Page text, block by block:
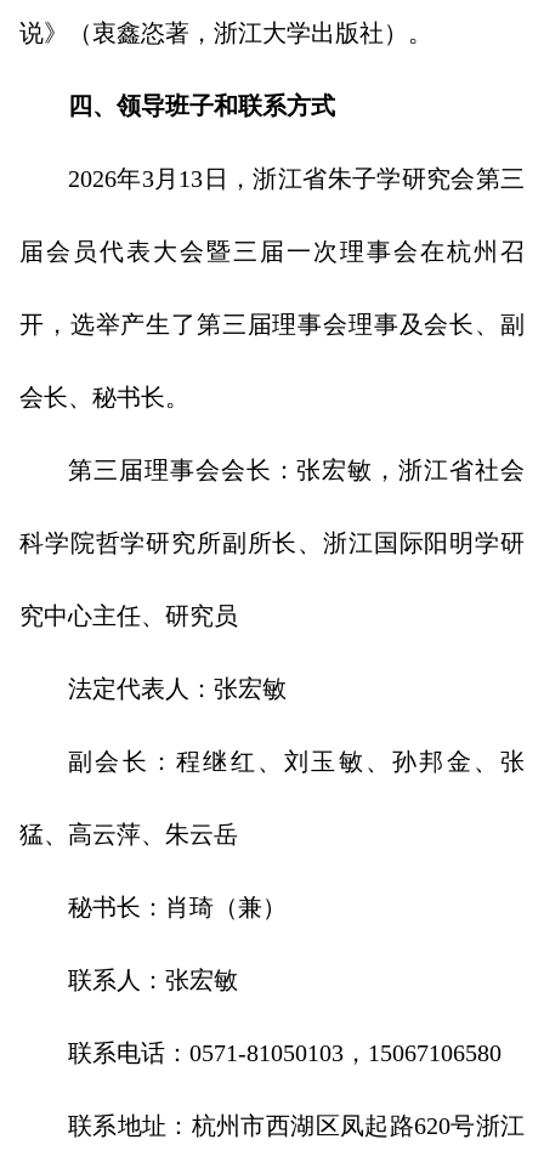
说》（衷鑫恣著，浙江大学出版社）。
四、领导班子和联系方式
2026年3月13日，浙江省朱子学研究会第三
届会员代表大会暨三届一次理事会在杭州召
开，选举产生了第三届理事会理事及会长、副
会长、秘书长。
第三届理事会会长：张宏敏，浙江省社会
科学院哲学研究所副所长、浙江国际阳明学研
究中心主任、研究员
法定代表人： 张宏敏
副会长：程继红、刘玉敏、孙邦金、张
猛、高云萍、朱云岳
秘书长：肖琦（兼）
联系人：张宏敏
联系电话：0571-81050103，15067106580
联系地址：杭州市西湖区凤起路620号浙江